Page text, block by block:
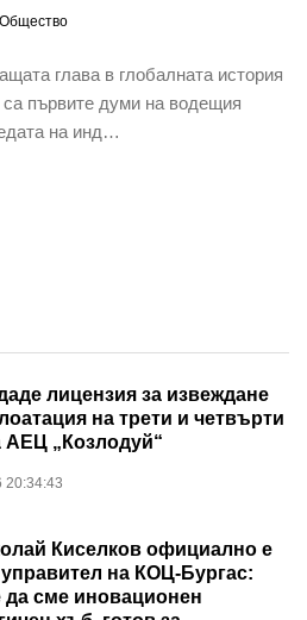
Общество
глава в глобалната история
първите думи на водещия
на инд…
лицензия за извеждане
на трети и четвърти
АЕЦ „Козлодуй“
20:34:43
Киселков официално е
на КОЦ-Бургас:
да сме иновационен